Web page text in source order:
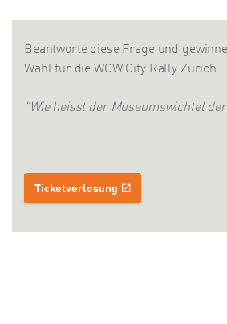
Beantworte diese Frage und
Wahl für die WOW City Rally Zürich:
"Wie heisst der Museumswichtel
Ticketverlosung